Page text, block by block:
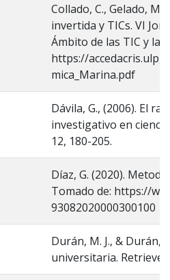
Collado, C., Gelado,
invertida y TICs. VI
Ámbito de las TIC y
https://
mica_Marina.pdf
Dávila, G., (2006). El
investigativo en
12, 180-205.
Díaz, G. (2020).
Tomado de: https://
93082020000300100
Durán, M. J., & Durán,
universitaria.